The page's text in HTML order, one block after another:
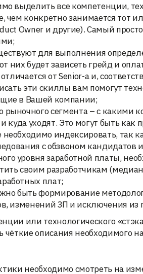
выделить все компетенции,
чем конкретно занимается тот
Owner и другие). Самый
для выполнения
них будет зависеть грейд и
от Senior-а и,
эти скиллы вам помогут
в Вашей компании;
рыночного сегмента – с какими
куда уходят. Это могут быть
индексировать, так
с обзвоном
уровня заработной платы,
своим разработчикам
плат;
быть формирование
изменений ЗП и исключения из
или технологического
чёткие описания необходимого
необходимо смотреть на